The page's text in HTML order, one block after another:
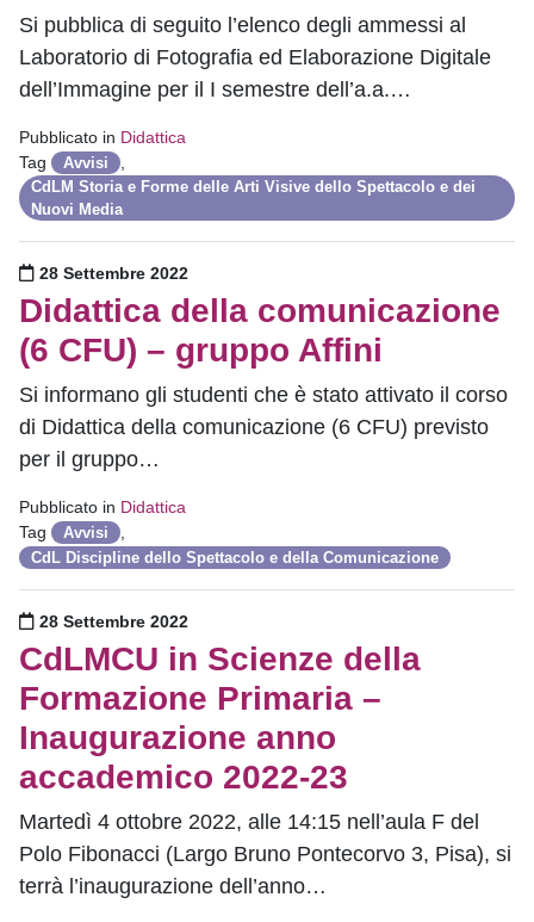
Si pubblica di seguito l’elenco degli ammessi al
Laboratorio di Fotografia ed Elaborazione Digitale
dell’Immagine per il I semestre dell’a.a.…
Pubblicato in Didattica
Tag
Avvisi
CdLM Storia e Forme delle Arti Visive dello Spettacolo e dei
Nuovi Media
Pubblicato il
28 Settembre 2022
Didattica della comunicazione
(6 CFU) – gruppo Affini
Si informano gli studenti che è stato attivato il corso
di Didattica della comunicazione (6 CFU) previsto
per il gruppo…
Pubblicato in Didattica
Tag
Avvisi
CdL Discipline dello Spettacolo e della Comunicazione
Pubblicato il
28 Settembre 2022
CdLMCU in Scienze della
Formazione Primaria –
Inaugurazione anno
accademico 2022-23
Martedì 4 ottobre 2022, alle 14:15 nell’aula F del
Polo Fibonacci (Largo Bruno Pontecorvo 3, Pisa), si
terrà l’inaugurazione dell’anno…